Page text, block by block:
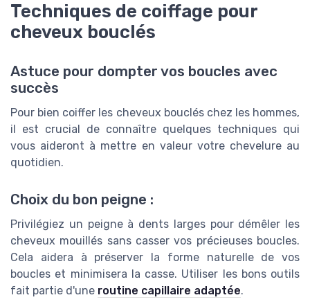
Techniques de coiffage pour
cheveux bouclés
Astuce pour dompter vos boucles avec
succès
Pour bien coiffer les cheveux bouclés chez les hommes,
il est crucial de connaître quelques techniques qui
vous aideront à mettre en valeur votre chevelure au
quotidien.
Choix du bon peigne :
Privilégiez un peigne à dents larges pour démêler les
cheveux mouillés sans casser vos précieuses boucles.
Cela aidera à préserver la forme naturelle de vos
boucles et minimisera la casse. Utiliser les bons outils
fait partie d'une routine capillaire adaptée.